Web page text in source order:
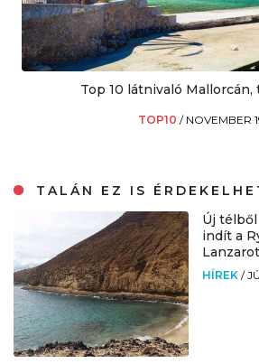
Top 10 látnivaló
TOP10 / NOVEMBER
TALÁN EZ IS
Új
indít a
HÍREK /